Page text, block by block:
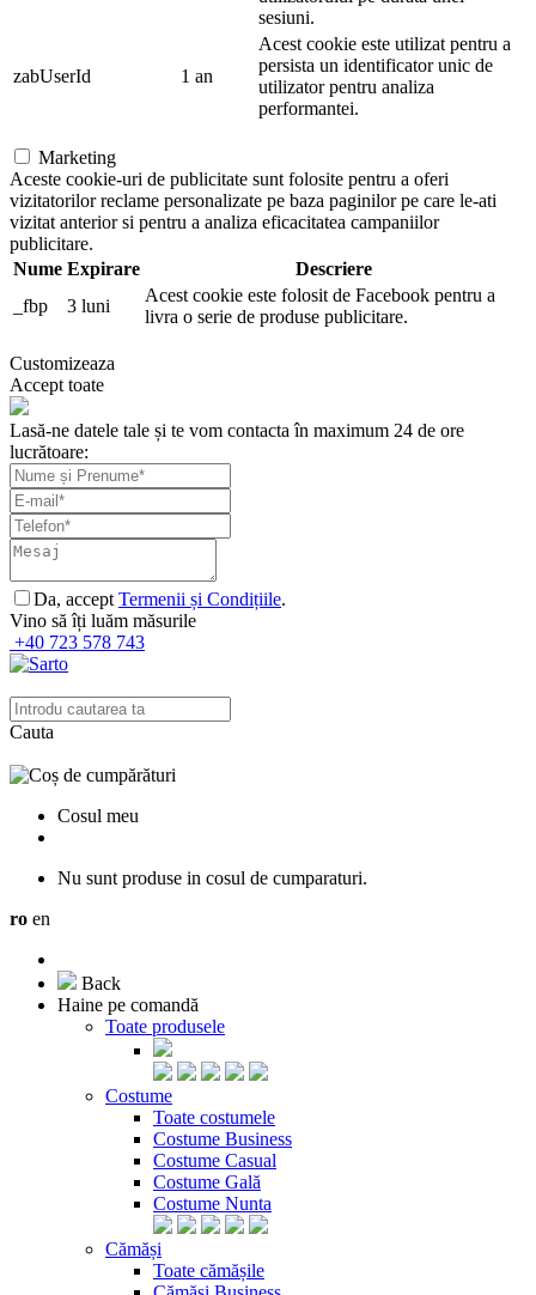
sesiuni.
zabUserId 1 an
Acest cookie este utilizat pentru a
persista un identificator unic de
utilizator pentru analiza
performantei.
Marketing
Aceste cookie-uri de publicitate sunt folosite pentru a oferi
vizitatorilor reclame personalizate pe baza paginilor pe care le-ati
vizitat anterior si pentru a analiza eficacitatea campaniilor
publicitare.
Nume Expirare
Descriere
_fbp
3 luni
Acest cookie este folosit de Facebook pentru a
livra o serie de produse publicitare.
Customizeaza
Accept toate
Lasă-ne datele tale și te vom contacta în maximum 24 de ore
lucrătoare:
Da, accept Termenii și Condițiile.
Vino să îți luăm măsurile
+40 723 578 743
Cauta
Cosul meu
Nu sunt produse in cosul de cumparaturi.
ro en
Back
Haine pe comandă
Toate produsele
Costume
Toate costumele
Costume Business
Costume Casual
Costume Gală
Costume Nunta
Cămăși
Toate cămășile